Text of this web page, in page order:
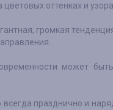
оттенках и
громкая
может
всегда празднично и